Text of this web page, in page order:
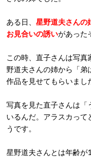
ある日、 星野道夫さんの
お見合いの誘いがあった
この時、直子さんは写
野道夫さんの姉から「弟
作品を見せてもらいまし
写真を見た直子さんは「
いるんだ。アラスカって
うです。
星野道夫さんとは年齢が